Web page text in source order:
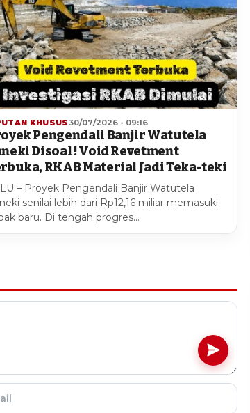
KHUSUS 30/07/2026 - 09:16
Pengendali Banjir Watutela
Disoal ! Void Revetment
RKAB Material Jadi Teka-teki
– Proyek Pengendali Banjir Watutela
senilai lebih dari Rp12,16 miliar memasuki
baru. Di tengah progres…